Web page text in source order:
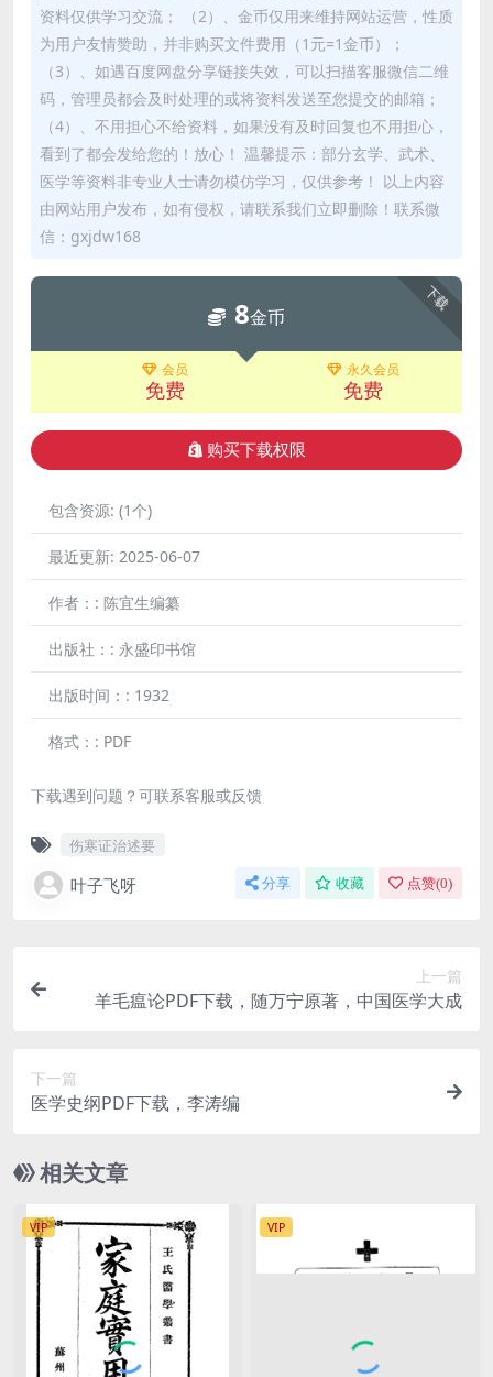
资料仅供学习交流； （2）、金币仅用来维持网站运营，性质
为用户友情赞助，并非购买文件费用（1元=1金币）；
（3）、如遇百度网盘分享链接失效，可以扫描客服微信二维
码，管理员都会及时处理的或将资料发送至您提交的邮箱；
（4）、不用担心不给资料，如果没有及时回复也不用担心，
看到了都会发给您的！放心！ 温馨提示：部分玄学、武术、
医学等资料非专业人士请勿模仿学习，仅供参考！ 以上内容
由网站用户发布，如有侵权，请联系我们立即删除！联系微
信：gxjdw168
下载
8金币
会员
免费
永久会员
免费
购买下载权限
包含资源: (1个)
最近更新: 2025-06-07
作者：: 陈宜生编纂
出版社：: 永盛印书馆
出版时间：: 1932
格式：: PDF
下载遇到问题？可联系客服或反馈
伤寒证治述要
叶子飞呀 分享 收藏 点赞(0)
上一篇
羊毛瘟论PDF下载，随万宁原著，中国医学大成
下一篇
医学史纲PDF下载，李涛编
相关文章
VIP VIP